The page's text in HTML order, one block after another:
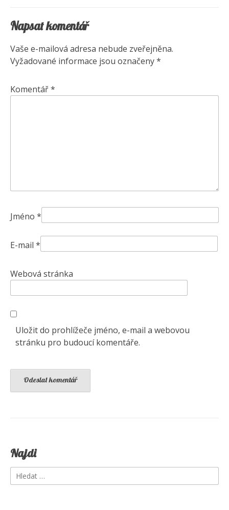
Napsat komentář
Vaše e-mailová adresa nebude zveřejněna.
Vyžadované informace jsou označeny*
Komentář*
Jméno *
E-mail *
Webová stránka
Uložit do prohlížeče jméno, e-mail a webovou
stránku pro budoucí komentáře.
Najdi
Vyhledávání